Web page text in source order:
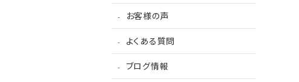
お客様の声
よくある質問
ブログ情報